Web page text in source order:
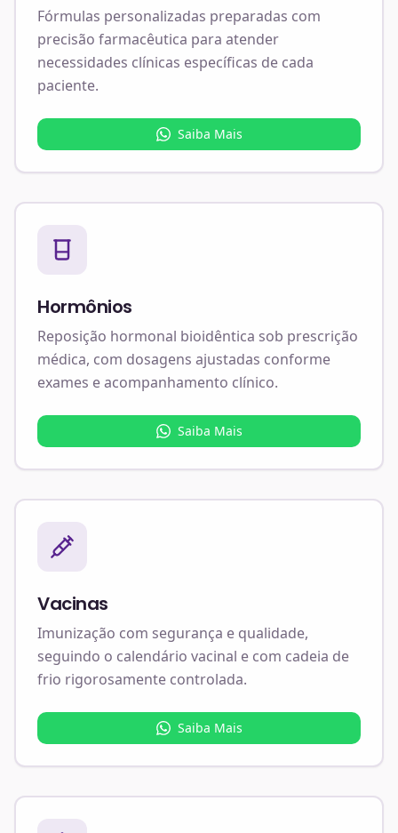
Fórmulas personalizadas preparadas com
precisão farmacêutica para atender
necessidades clínicas específicas de cada
paciente.
Saiba Mais
Hormônios
Reposição hormonal bioidêntica sob prescrição
médica, com dosagens ajustadas conforme
exames e acompanhamento clínico.
Saiba Mais
Vacinas
Imunização com segurança e qualidade,
seguindo o calendário vacinal e com cadeia de
frio rigorosamente controlada.
Saiba Mais